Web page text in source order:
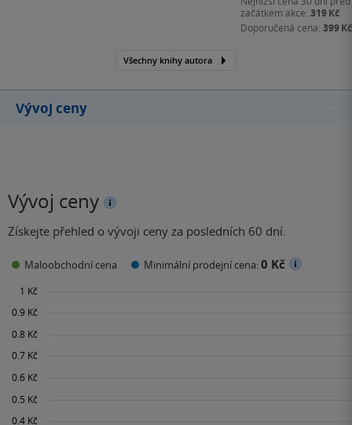
začátkem akce: 319 Kč
Doporučená cena: 399 Kč
Všechny knihy autora
Vývoj ceny
Vývoj ceny
Získejte přehled o vývoji ceny za posledních 60 dní.
Maloobchodní cena Minimální prodejní cena:0 Kč